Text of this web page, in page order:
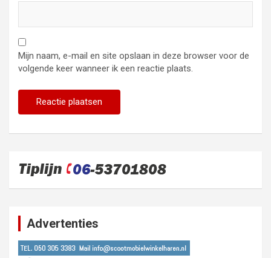
Mijn naam, e-mail en site opslaan in deze browser voor de
volgende keer wanneer ik een reactie plaats.
Advertenties